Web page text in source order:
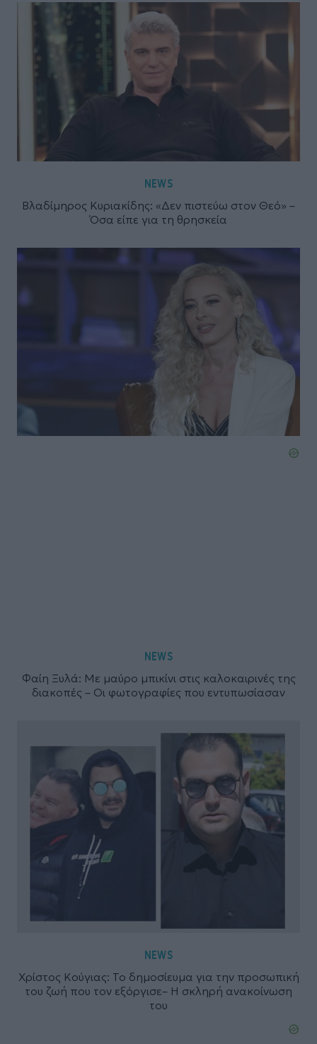
NEWS
Βλαδίμηρος Κυριακίδης: «Δεν πιστεύω στον Θεό» –
Όσα είπε για τη θρησκεία
NEWS
Φαίη Ξυλά: Με μαύρο μπικίνι στις καλοκαιρινές της
διακοπές – Οι φωτογραφίες που εντυπωσίασαν
NEWS
Χρίστος Κούγιας: Το δημοσίευμα για την προσωπική
του ζωή που τον εξόργισε– Η σκληρή ανακοίνωση
του